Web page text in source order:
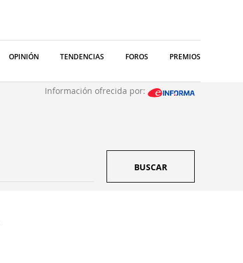
OPINIÓN TENDENCIAS FOROS PREMIOS
Información ofrecida por:
BUSCAR